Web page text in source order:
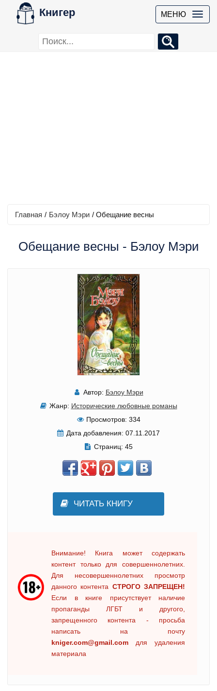
Книгер МЕНЮ
Главная / Бэлоу Мэри / Обещание весны
Обещание весны - Бэлоу Мэри
Автор: Бэлоу Мэри
Жанр: Исторические любовные романы
Просмотров: 334
Дата добавления: 07.11.2017
Страниц: 45
ЧИТАТЬ КНИГУ
Внимание! Книга может содержать
контент только для совершеннолетних.
Для несовершеннолетних просмотр
данного контента СТРОГО ЗАПРЕЩЕН!
Если в книге присутствует наличие
пропаганды ЛГБТ и другого,
запрещенного контента - просьба
написать на почту
kniger.com@gmail.com для удаления
материала